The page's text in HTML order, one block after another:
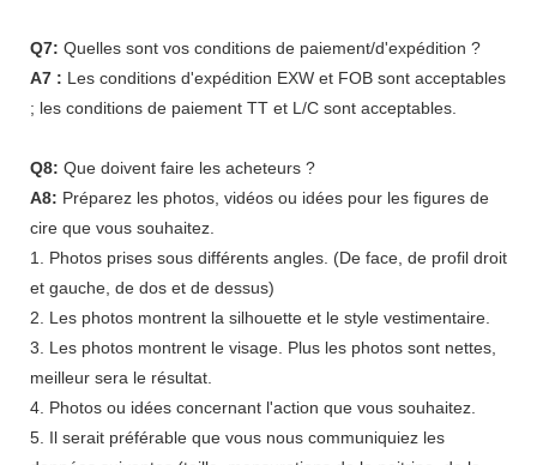
Q7: Quelles sont vos conditions de paiement/d'expédition ?
A7 : Les conditions d'expédition EXW et FOB sont acceptables
; les conditions de paiement TT et L/C sont acceptables.
Q8: Que doivent faire les acheteurs ?
A8: Préparez les photos, vidéos ou idées pour les figures de
cire que vous souhaitez.
1. Photos prises sous différents angles. (De face, de profil droit
et gauche, de dos et de dessus)
2. Les photos montrent la silhouette et le style vestimentaire.
3. Les photos montrent le visage. Plus les photos sont nettes,
meilleur sera le résultat.
4. Photos ou idées concernant l'action que vous souhaitez.
5. Il serait préférable que vous nous communiquiez les